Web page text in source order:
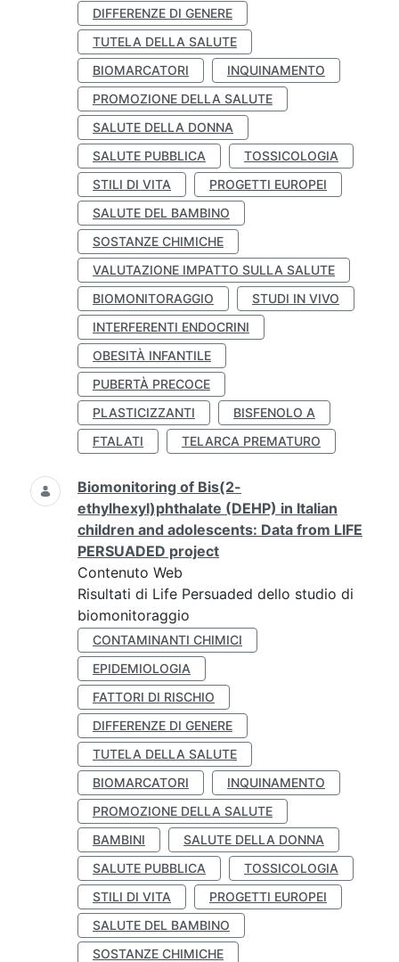
DIFFERENZE DI GENERE
TUTELA DELLA SALUTE
BIOMARCATORI
INQUINAMENTO
PROMOZIONE DELLA SALUTE
SALUTE DELLA DONNA
SALUTE PUBBLICA
TOSSICOLOGIA
STILI DI VITA
PROGETTI EUROPEI
SALUTE DEL BAMBINO
SOSTANZE CHIMICHE
VALUTAZIONE IMPATTO SULLA SALUTE
BIOMONITORAGGIO
STUDI IN VIVO
INTERFERENTI ENDOCRINI
OBESITÀ INFANTILE
PUBERTÀ PRECOCE
PLASTICIZZANTI
BISFENOLO A
FTALATI
TELARCA PREMATURO
Biomonitoring of Bis(2-
ethylhexyl)phthalate (DEHP) in Italian
children and adolescents: Data from LIFE
PERSUADED project
Contenuto Web
Risultati di Life Persuaded dello studio di
biomonitoraggio
CONTAMINANTI CHIMICI
EPIDEMIOLOGIA
FATTORI DI RISCHIO
DIFFERENZE DI GENERE
TUTELA DELLA SALUTE
BIOMARCATORI
INQUINAMENTO
PROMOZIONE DELLA SALUTE
BAMBINI
SALUTE DELLA DONNA
SALUTE PUBBLICA
TOSSICOLOGIA
STILI DI VITA
PROGETTI EUROPEI
SALUTE DEL BAMBINO
SOSTANZE CHIMICHE